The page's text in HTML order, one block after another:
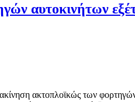
αυτοκινήτων
ακτοπλοϊκώς των